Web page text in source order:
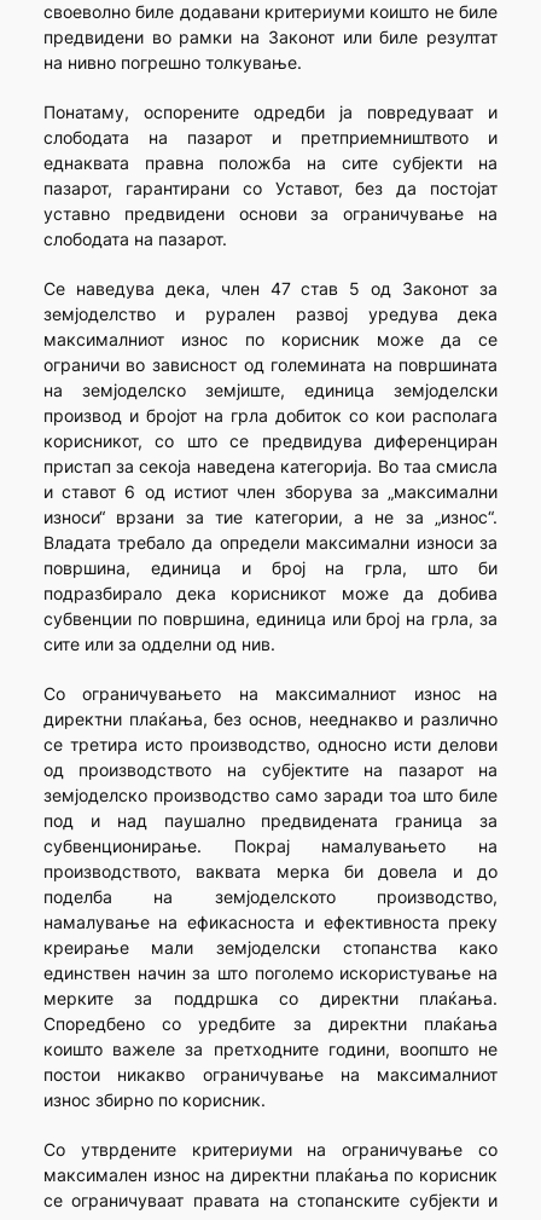
своеволно биле додавани критериуми коишто не биле
предвидени во рамки на Законот или биле резултат
на нивно погрешно толкување.
Понатаму, оспорените одредби ја повредуваат и
слободата на пазарот и претприемништвото и
еднаквата правна положба на сите субјекти на
пазарот, гарантирани со Уставот, без да постојат
уставно предвидени основи за ограничување на
слободата на пазарот.
Се наведува дека, член 47 став 5 од Законот за
земјоделство и рурален развој уредува дека
максималниот износ по корисник може да се
ограничи во зависност од големината на површината
на земјоделско земјиште, единица земјоделски
производ и бројот на грла добиток со кои располага
корисникот, со што се предвидува диференциран
пристап за секоја наведена категорија. Во таа смисла
и ставот 6 од истиот член зборува за „максимални
износи“ врзани за тие категории, а не за „износ“.
Владата требало да определи максимални износи за
површина, единица и број на грла, што би
подразбирало дека корисникот може да добива
субвенции по површина, единица или број на грла, за
сите или за одделни од нив.
Со ограничувањето на максималниот износ на
директни плаќања, без основ, нееднакво и различно
се третира исто производство, односно исти делови
од производството на субјектите на пазарот на
земјоделско производство само заради тоа што биле
под и над паушално предвидената граница за
субвенционирање. Покрај намалувањето на
производството, ваквата мерка би довела и до
поделба на земјоделското производство,
намалување на ефикасноста и ефективноста преку
креирање мали земјоделски стопанства како
единствен начин за што поголемо искористување на
мерките за поддршка со директни плаќања.
Споредбено со уредбите за директни плаќања
коишто важеле за претходните години, воопшто не
постои никакво ограничување на максималниот
износ збирно по корисник.
Со утврдените критериуми на ограничување со
максимален износ на директни плаќања по корисник
се ограничуваат правата на стопанските субјекти и